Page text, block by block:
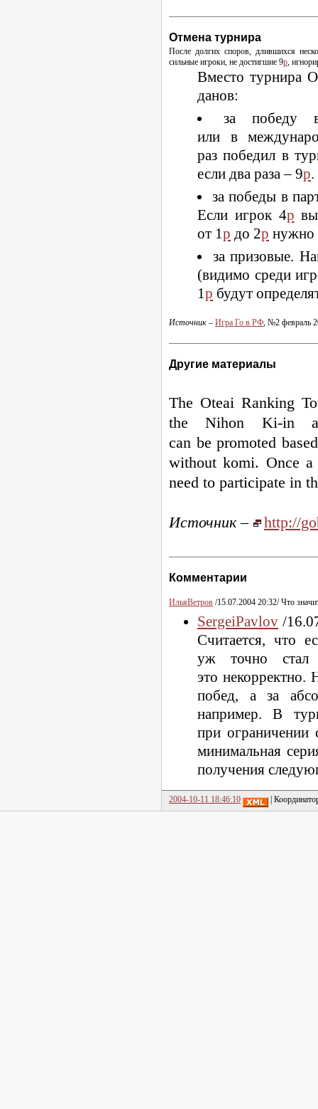
Отмена турнира
После долгих споров, длившихся
сильные игроки, не достигшие 9p,
Вместо турнира
данов:
за победу
или в
раз победил в
если два раза – 9p.
за победы в
Если игрок 4p
от 1p до 2p нужно
за призовые.
(видимо среди
1p будут
Источник – Игра Го в РФ, №2 февраль
Другие материалы
The Oteai Ranking
the Nihon Ki-in
can be promoted
without komi. Once a
need to participate in
Источник– http://
Комментарии
ИльяВетров /15.07.2004 20:32/ Что
SergeiPavlov /
Считается, что
уж точно стал
это некорректно.
побед, а за
например. В
при
минимальная
получения
2004-10-11 18:46:10 |